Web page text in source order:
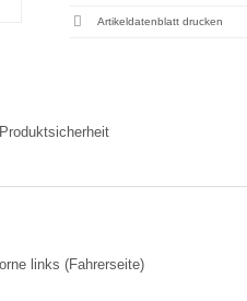
Artikeldatenblatt drucken
links (Fahrerseite)